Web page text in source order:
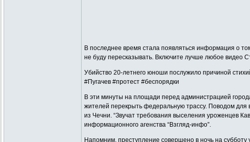
В последнее время стала появляться информация о
не буду пересказывать. Включите лучше любое видео
Убийство 20-летнего юноши послужило причиной
#Пугачев #протест #беспорядки
В эти минуты на площади перед администрацией
жителей перекрыть федеральную трассу. Поводом для
из Чечни. “Звучат требования выселения уроженцев
информационного агенства “Взгляд-инфо”.
Напомним, преступление совершено в ночь на субботу